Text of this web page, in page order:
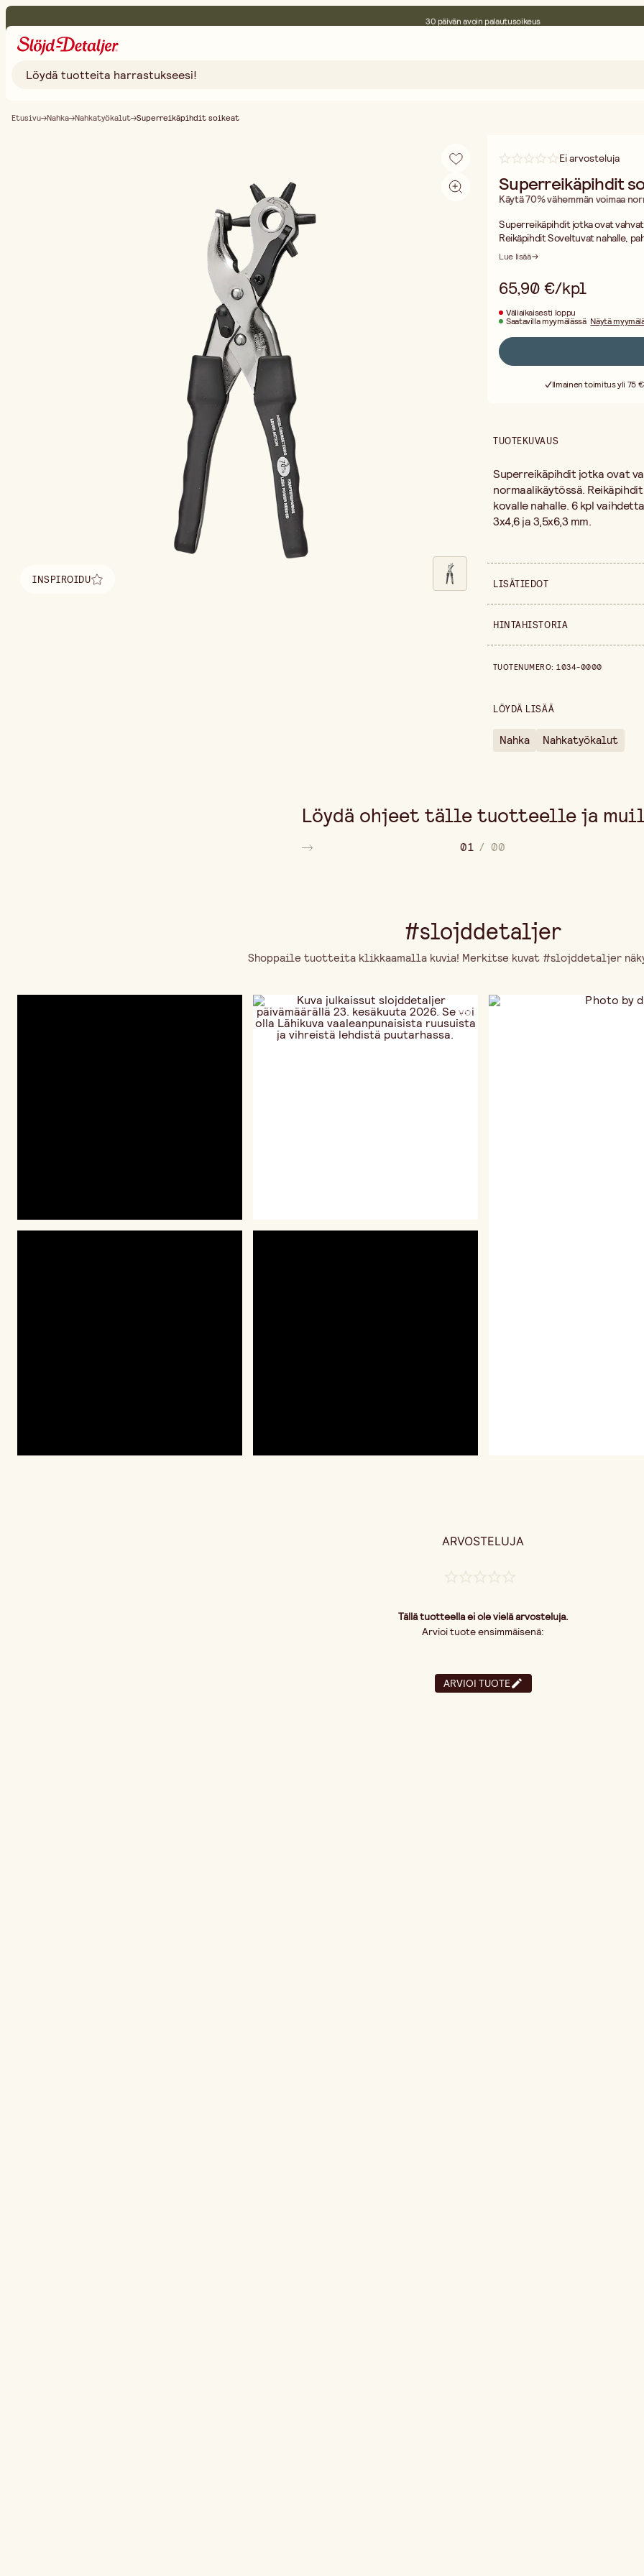
30 päivän avoin palautusoikeus
Etusivu Nahka Nahkatyökalut Superreikäpihdit soikeat
INSPIROIDU
Ei arvosteluja
Superreikäpihdit
Käytä 70% vähemmän voimaa
Superreikäpihdit jotka ovat
Reikäpihdit Soveltuvat nahalle,
Lue lisää
65,90 €/kpl
Väliaikaisesti loppu
Saatavilla myymälässä Näytä
Ilmainen toimitus yli 75
TUOTEKUVAUS
Superreikäpihdit jotka ovat
normaalikäytössä.
kovalle nahalle. 6 kpl
3x4,6 ja 3,5x6,3 mm.
LISÄTIEDOT
Myyntiyksikkö
HINTAHISTORIA
TUOTENUMERO:1034-0000
LÖYDÄ LISÄÄ
Nahka Nahkatyökalut
Löydä ohjeet tälle tuotteelle ja
01 / 00
#slojddetaljer
Shoppaile tuotteita klikkaamalla kuvia! Merkitse kuvat #slojddetaljer
ARVOSTELUJA
Tällä tuotteella ei ole vielä arvosteluja.
Arvioi tuote ensimmäisenä:
ARVIOI TUOTE